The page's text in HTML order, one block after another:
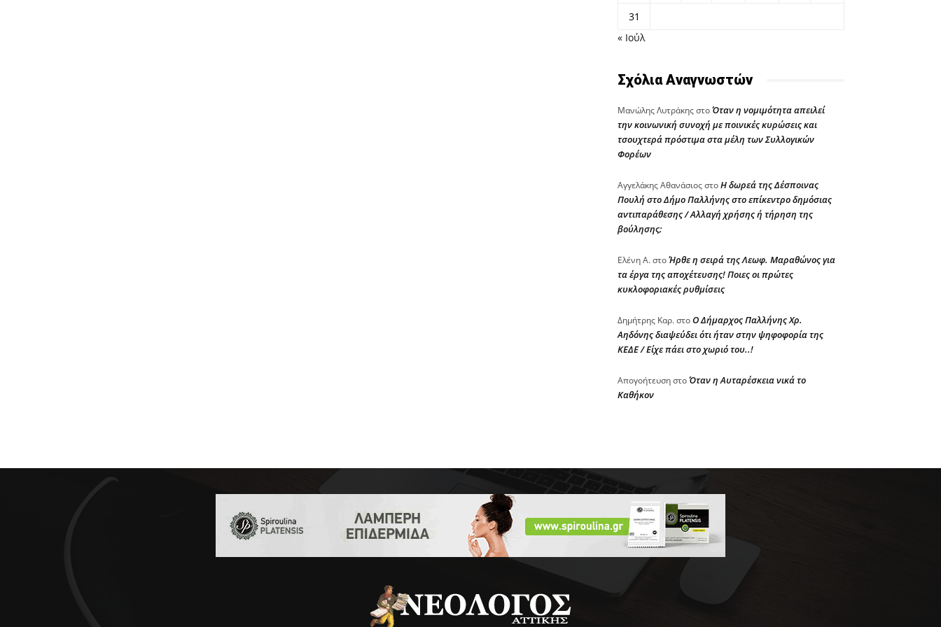
31
« Ιούλ
Σχόλια Αναγνωστών
Μανώλης ΛυτράκηςστοΌταν η νομιμότητα απειλεί
την κοινωνική συνοχή με ποινικές κυρώσεις και
τσουχτερά πρόστιμα στα μέλη των Συλλογικών
Φορέων
Αγγελάκης ΑθανάσιοςστοΗ δωρεά της Δέσποινας
Πουλή στο Δήμο Παλλήνης στο επίκεντρο δημόσιας
αντιπαράθεσης / Αλλαγή χρήσης ή τήρηση της
βούλησης;
Ελένη Α.στοΉρθε η σειρά της Λεωφ. Μαραθώνος για
τα έργα της αποχέτευσης! Ποιες οι πρώτες
κυκλοφοριακές ρυθμίσεις
Δημήτρης Καρ.στοΟ Δήμαρχος Παλλήνης Χρ.
Αηδόνης διαψεύδει ότι ήταν στην ψηφοφορία της
ΚΕΔΕ / Είχε πάει στο χωριό του..!
ΑπογοήτευσηστοΌταν η Αυταρέσκεια νικά το
Καθήκον